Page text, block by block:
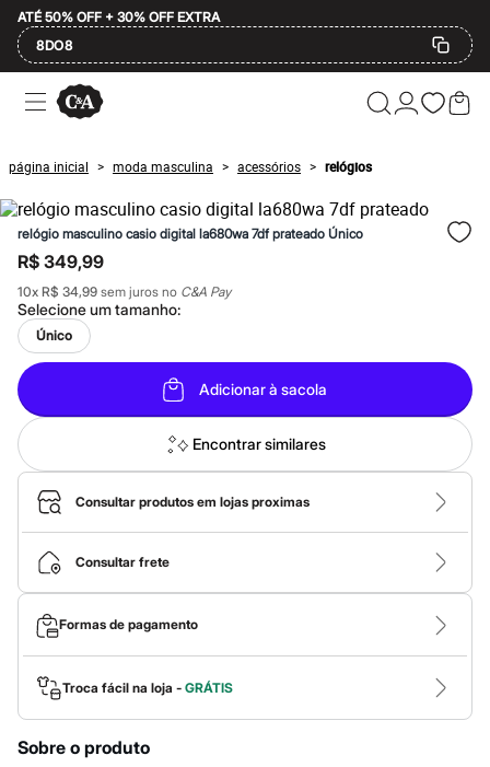
ATÉ 50% OFF + 30% OFF EXTRA
8DO8
Ofertas
Compre por Departamento
Masculino
Infantil
Calçados
Plus Size
2 calçados por R$189
2 peças por R$199
3 lingeries por R$99
3 itens de beleza por R$129
Até 20% off
Até 40% off
Até 60% off
A partir de 60% off
Feminino
Em alta
Inverno
Alfaiataria
Novidades
Roupas
Blusas e Camisetas
Básicos
Calças
Casacos e Jaquetas
Jeans
Macacões
Saias
Shorts e Bermudas
Vestidos
Acessórios
Bolsas
Bijoux
página inicial > moda masculina > acessórios > relógios
relógio masculino casio digital la680wa 7df prateado Único
R$ 349,99
10x R$ 34,99 sem juros no C&A Pay
Selecione umtamanho:
Único
Adicionar à sacola
Encontrar similares
Consultar produtos em lojas proximas
Consultar frete
Formas de pagamento
Troca fácil na loja - GRÁTIS
Sobre o produto